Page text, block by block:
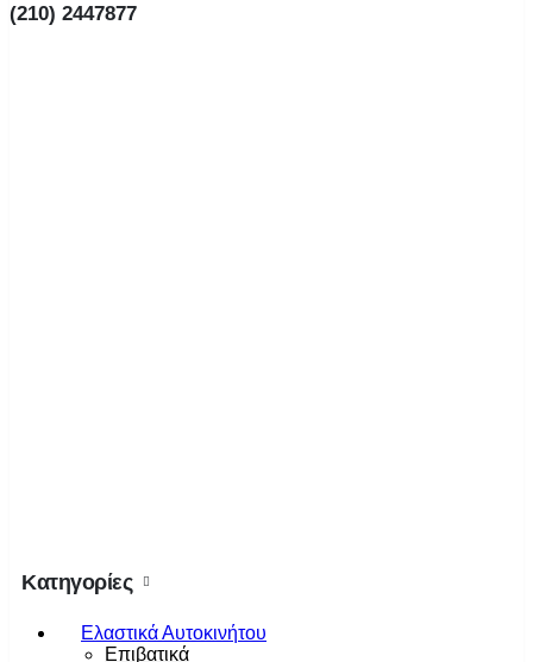
(210) 2447877
Κατηγορίες
Ελαστικά Αυτοκινήτου
Επιβατικά